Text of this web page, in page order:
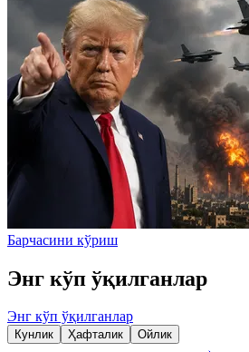
Барчасини кўриш
Энг кўп ўқилганлар
Энг кўп ўқилганлар
Кунлик Ҳафталик Ойлик